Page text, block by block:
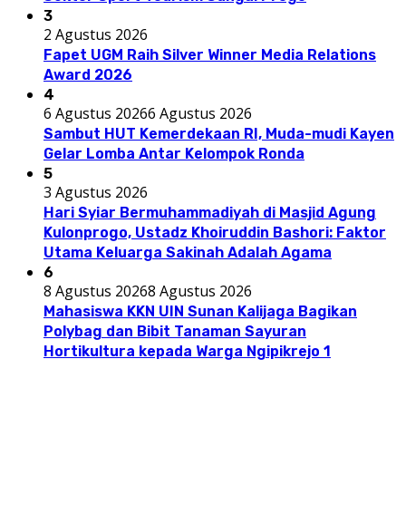
3
2 Agustus 2026
Fapet UGM Raih Silver Winner Media Relations
Award 2026
4
6 Agustus 20266 Agustus 2026
Sambut HUT Kemerdekaan RI, Muda-mudi Kayen
Gelar Lomba Antar Kelompok Ronda
5
3 Agustus 2026
Hari Syiar Bermuhammadiyah di Masjid Agung
Kulonprogo, Ustadz Khoiruddin Bashori: Faktor
Utama Keluarga Sakinah Adalah Agama
6
8 Agustus 20268 Agustus 2026
Mahasiswa KKN UIN Sunan Kalijaga Bagikan
Polybag dan Bibit Tanaman Sayuran
Hortikultura kepada Warga Ngipikrejo 1